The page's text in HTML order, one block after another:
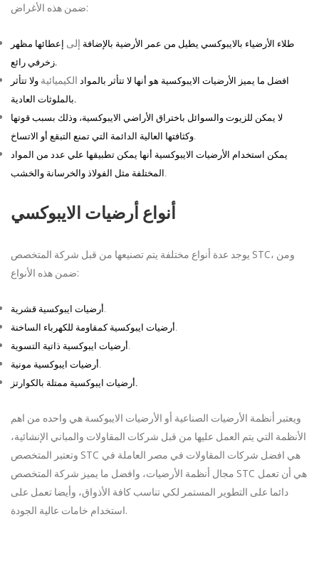
ضمن هذه الأغراض:
طلاء الأرضياء بالايبوكسي يطيل من عمر الأرضية بالإضافة إلى إعطائها مظهر
زخرفي رائع.
افضل ما يميز الأرضيات الايبوكسية هو أنها لا تتأثر بالمواد الكيميائية ولا تتأثر
بالملوثات العادية.
لا يمكن للزيوت والسوائل باختراق الأراضي الايبوكسية، وذلك بسبب قوتها
وكثافتها العالية الدائمة التي تمنع التبقع أو الاتساخ.
يمكن استخدام الأرضيات الايبوكسية أنها يمكن تطبيقها علي عدد من المواد
المختلفة مثل الفولاذ والخرسانة والخشب .
أنواع أرضيات الايبوكسي
STC، ومن
ضمن هذه الأنواع:
أرضيات ايبوكسية قشرية .
أرضيات ايبوكسية كمقاومة للكهرباء الساخنة .
أرضيات ايبوكسية ذاتية التسوية .
أرضيات ايبوكسية مونية .
أرضيات ايبوكسية ممتلة بالكوارتز .
ويعتبر أنظمة الأرضيات الصناعية أو الأرضيات الايبوكسة هي واحده من اهم
الأنظمة التي يتم العمل عليها من قبل شركات المقاولات والمباني الإنشائية،
STC هي افضل شركات المقاولات في مصر العاملة في
STC هي أن تعمل
دائما على التطوير المستمر لكي تناسب كافة الأذواق، وأيضا تعمل على
استخدام خامات عالية الجودة.